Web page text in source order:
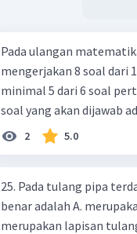
dan beberapa
Flora usus
kesehatan
Pada ulangan
mengerjakan 8 soal dari
minimal 5 dari 6 soal
soal yang akan dijawab
2 5.0
25. Pada tulang pipa
benar adalah A.
merupakan lapisan